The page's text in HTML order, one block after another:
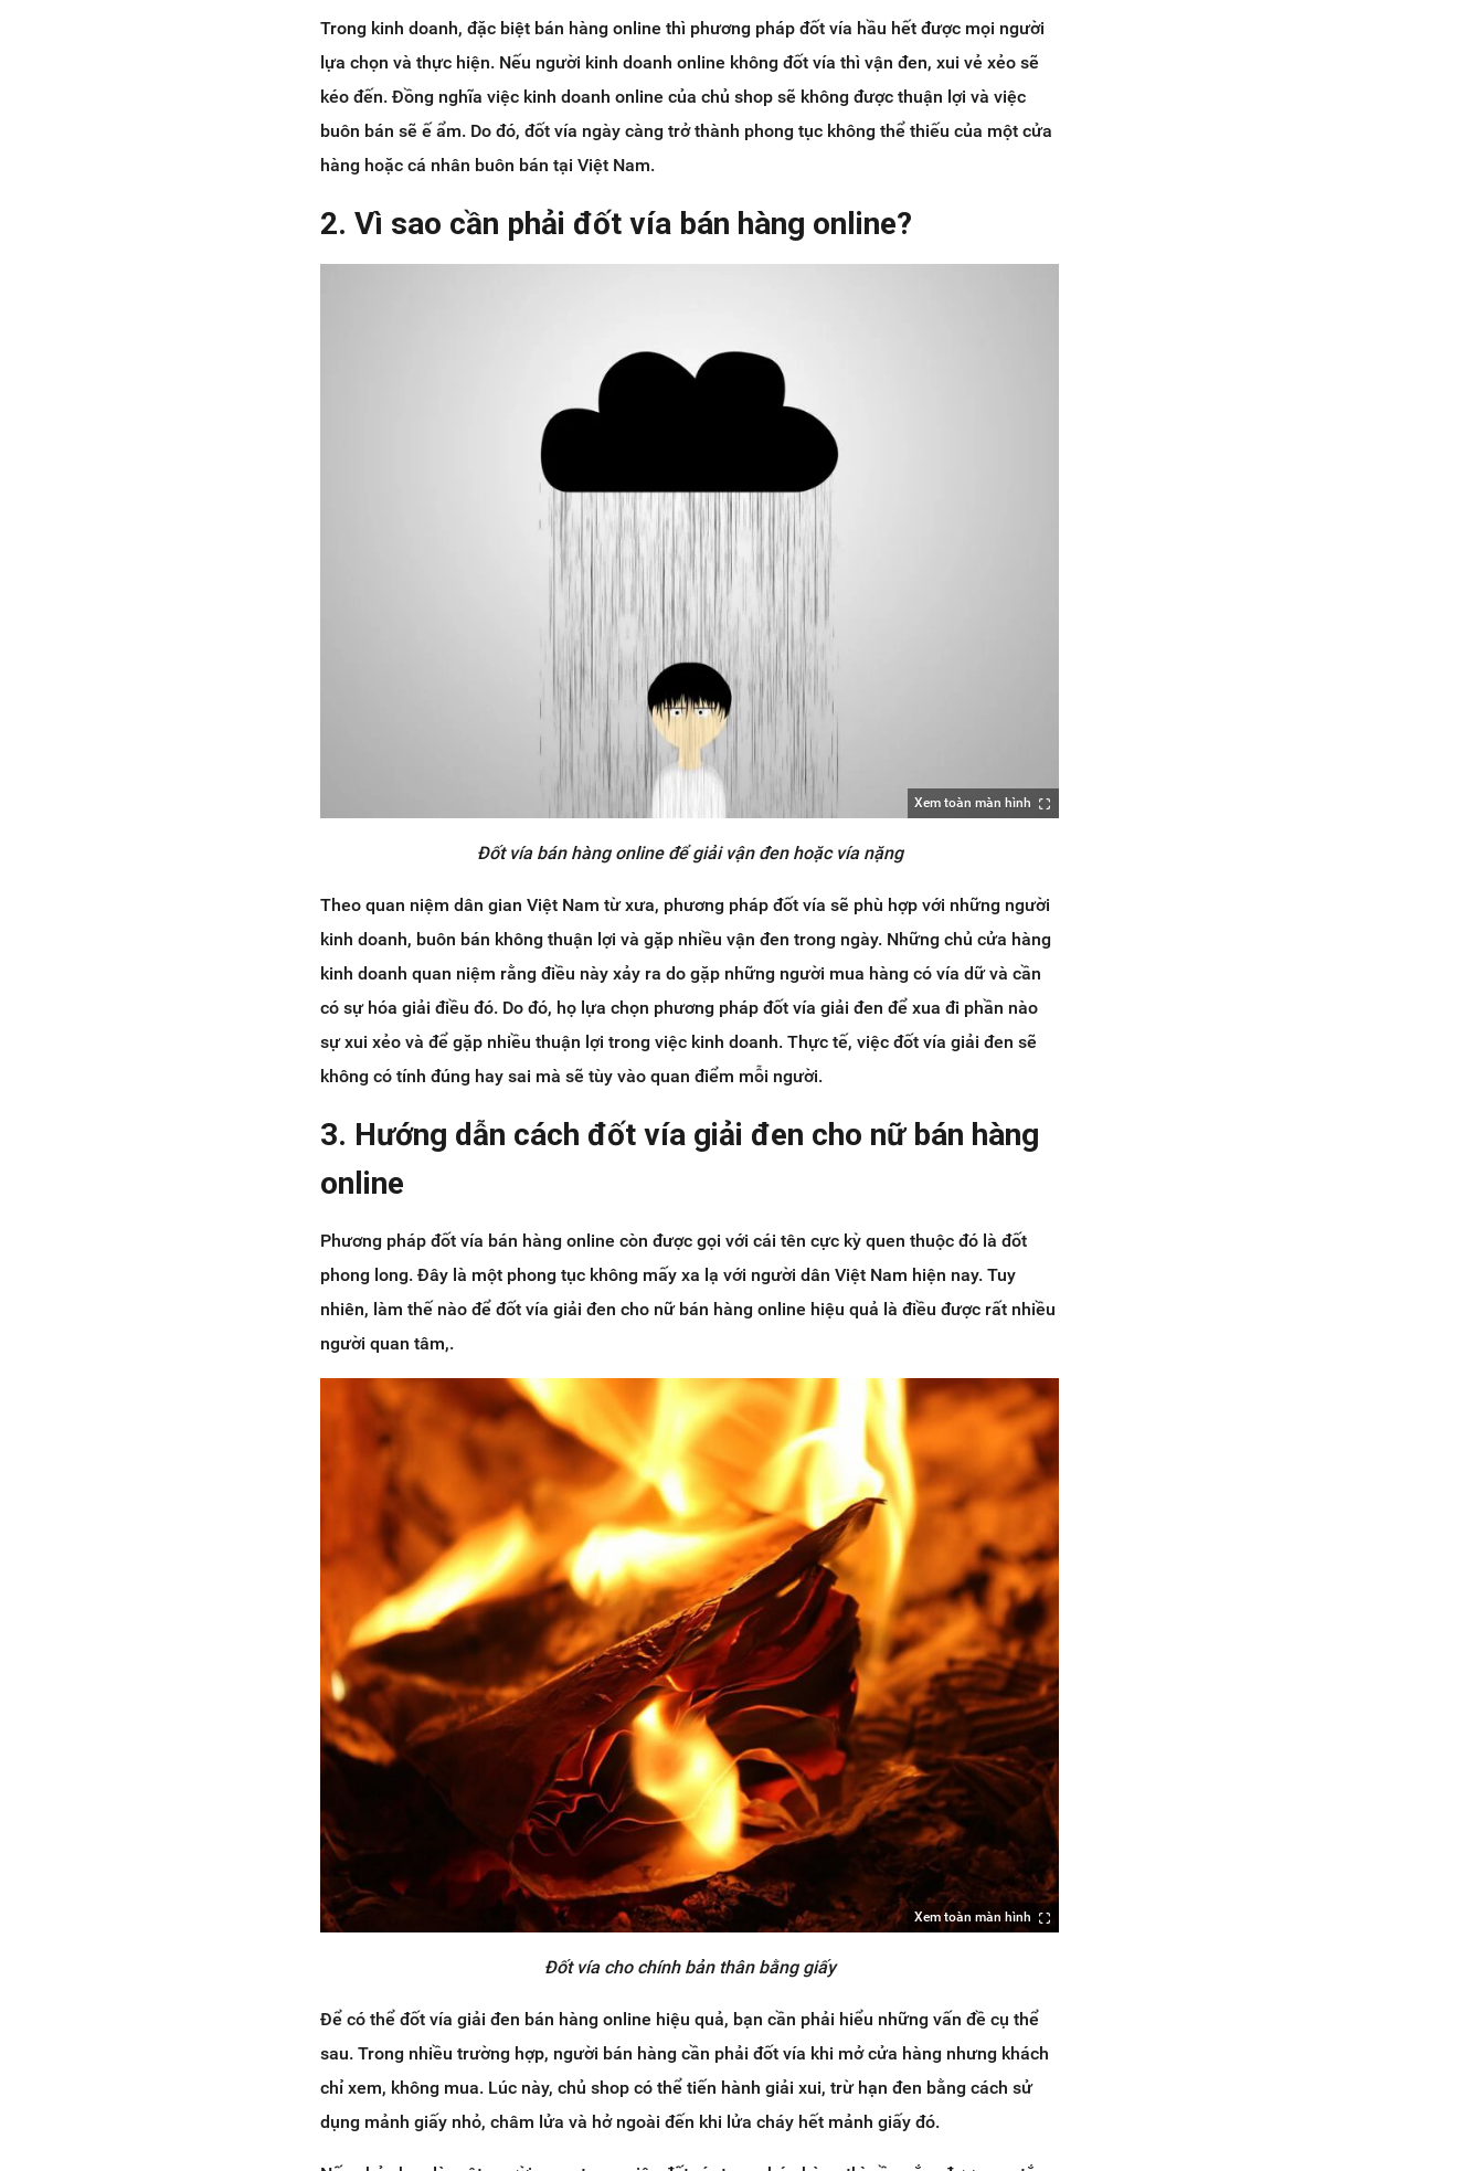
Trong kinh doanh, đặc biệt bán hàng online thì phương pháp đốt vía hầu hết được mọi người
lựa chọn và thực hiện. Nếu người kinh doanh online không đốt vía thì vận đen, xui vẻ xẻo sẽ
kéo đến. Đồng nghĩa việc kinh doanh online của chủ shop sẽ không được thuận lợi và việc
buôn bán sẽ ế ẩm. Do đó, đốt vía ngày càng trở thành phong tục không thể thiếu của một cửa
hàng hoặc cá nhân buôn bán tại Việt Nam.
2. Vì sao cần phải đốt vía bán hàng online?
Xem toàn màn hình
Đốt vía bán hàng online để giải vận đen hoặc vía nặng
Theo quan niệm dân gian Việt Nam từ xưa, phương pháp đốt vía sẽ phù hợp với những người
kinh doanh, buôn bán không thuận lợi và gặp nhiều vận đen trong ngày. Những chủ cửa hàng
kinh doanh quan niệm rằng điều này xảy ra do gặp những người mua hàng có vía dữ và cần
có sự hóa giải điều đó. Do đó, họ lựa chọn phương pháp đốt vía giải đen để xua đi phần nào
sự xui xẻo và để gặp nhiều thuận lợi trong việc kinh doanh. Thực tế, việc đốt vía giải đen sẽ
không có tính đúng hay sai mà sẽ tùy vào quan điểm mỗi người.
3. Hướng dẫn cách đốt vía giải đen cho nữ bán hàng
online
Phương pháp đốt vía bán hàng online còn được gọi với cái tên cực kỳ quen thuộc đó là đốt
phong long. Đây là một phong tục không mấy xa lạ với người dân Việt Nam hiện nay. Tuy
nhiên, làm thế nào để đốt vía giải đen cho nữ bán hàng online hiệu quả là điều được rất nhiều
người quan tâm,.
Xem toàn màn hình
Đốt vía cho chính bản thân bằng giấy
Để có thể đốt vía giải đen bán hàng online hiệu quả, bạn cần phải hiểu những vấn đề cụ thể
sau. Trong nhiều trường hợp, người bán hàng cần phải đốt vía khi mở cửa hàng nhưng khách
chỉ xem, không mua. Lúc này, chủ shop có thể tiến hành giải xui, trừ hạn đen bằng cách sử
dụng mảnh giấy nhỏ, châm lửa và hở ngoài đến khi lửa cháy hết mảnh giấy đó.